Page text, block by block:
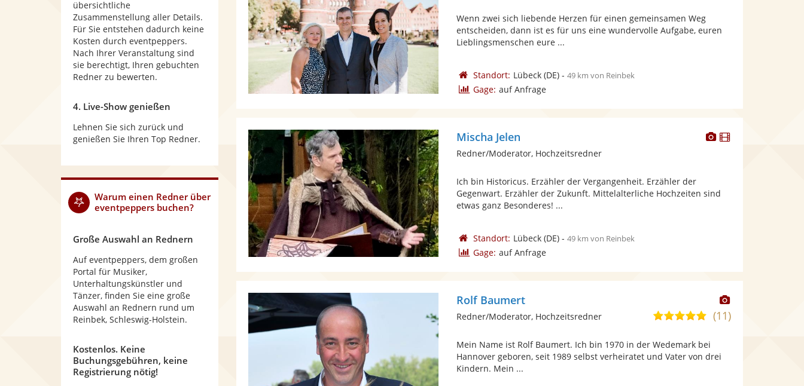
Wenn zwei sich liebende Herzen für einen gemeinsamen Weg
entscheiden, dann ist es für uns eine wundervolle Aufgabe, euren
Lieblingsmenschen eure ...
Standort: Lübeck(DE)- 49 km von Reinbek
Gage: auf Anfrage
Dieser
bereit.
Dieser
Mischa Jelen
Redner/Moderator, Hochzeitsredner
Ich bin Historicus. Erzähler der Vergangenheit. Erzähler der
Gegenwart. Erzähler der Zukunft. Mittelalterliche Hochzeiten sind
etwas ganz Besonderes! ...
Standort: Lübeck(DE)- 49 km von Reinbek
Gage: auf Anfrage
Dieser
Künstler
Rolf Baumert
5,0
5
Sternen
(11)
Redner/Moderator, Hochzeitsredner
Mein Name ist Rolf Baumert. Ich bin 1970 in der Wedemark bei
Hannover geboren, seit 1989 selbst verheiratet und Vater von drei
Kindern. Mein ...
übersichtliche
Zusammenstellung aller Details.
Für Sie entstehen dadurch keine
Kosten durch eventpeppers.
Nach Ihrer Veranstaltung sind
sie berechtigt, Ihren gebuchten
Redner zu bewerten.
4. Live-Show genießen
Lehnen Sie sich zurück und
genießen Sie Ihren Top Redner.
Warum einen Rednerüber
eventpeppers buchen?
Große Auswahl an Rednern
Auf eventpeppers, dem großen
Portal für Musiker,
Unterhaltungskünstler und
Tänzer, finden Sie eine große
Auswahl an Rednern rund um
Reinbek, Schleswig-Holstein.
Kostenlos. Keine
Buchungsgebühren, keine
Registrierung nötig!